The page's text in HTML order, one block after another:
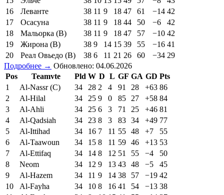
16
Леванте 38 11 9 18 47 61 −14 42
17
Осасуна 38 11 9 18 44 50 −6
42
18
Мальорка (В) 38 11 9 18 47 57 −10 42
19
Жирона (В) 38 9 14 15 39 55 −16 41
20
Реал Овьедо (В) 38 6 11 21 26 60 −34 29
Подробнее → Обновлено: 04.06.2026
Pos
Teamvte Pld W D L GF GA GD Pts
1
Al-Nassr (C) 34 28 2 4 91 28 +63 86
2
Al-Hilal 34 25 9 0 85 27 +58 84
3
Al-Ahli 34 25 6 3 71 25 +46 81
4
Al-Qadsiah 34 23 8 3 83 34 +49 77
5
Al-Ittihad 34 16 7 11 55 48 +7
55
6
Al-Taawoun 34 15 8 11 59 46 +13 53
7
Al-Ettifaq 34 14 8 12 51 55 −4
50
8
Neom 34 12 9 13 43 48 −5
45
9
Al-Hazem 34 11 9 14 38 57 −19 42
10
Al-Fayha 34 10 8 16 41 54 −13 38